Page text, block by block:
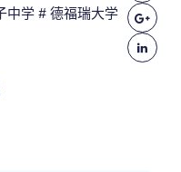
中学 # 德福瑞大学